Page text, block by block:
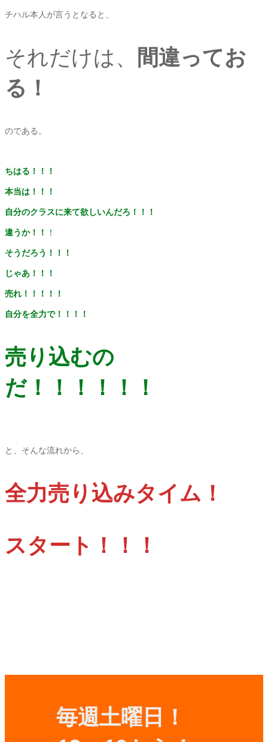
チハル本人が言うとなると、
それだけは、 間違ってお
る！
のである。
ちはる！！！
本当は！！！
自分のクラスに来て欲しいんだろ！！！
違うか！！ ！
そうだろう！！！
じゃあ！！！
売れ！！！！！
自分を全力で！！！！
売り込むの
だ！！！！！！
と、そんな流れから、
全力売り込みタイム！
スタート！！！
毎週土曜日！